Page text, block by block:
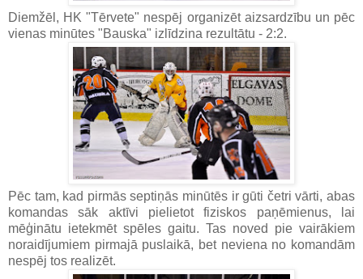
Diemžēl, HK "Tērvete" nespēj organizēt aizsardzību un pēc
vienas minūtes "Bauska" izlīdzina rezultātu - 2:2.
Pēc tam, kad pirmās septiņās minūtēs ir gūti četri vārti, abas
komandas sāk aktīvi pielietot fiziskos paņēmienus, lai
mēģinātu ietekmēt spēles gaitu. Tas noved pie vairākiem
noraidījumiem pirmajā puslaikā, bet neviena no komandām
nespēj tos realizēt.